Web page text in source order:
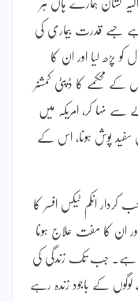
جسے قدرت بیماری کی
پڑھ لیا اور ان کا
کے محکمے کا ڈپٹی کمشنر
نہا کر، امریکہ میں
سفید پوش ہونا، اس کے
کردار انکم ٹیکس افسر کا
ان کا مفت علاج ہونا
ہے۔ جب تک زندگی کی
لوگوں کے باجود زندہ رہے